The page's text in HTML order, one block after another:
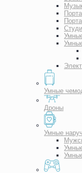
Умные
Дроны
Умные